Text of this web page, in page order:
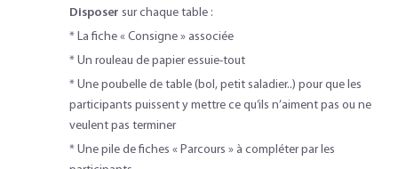
Disposer sur chaque table :
* La fiche « Consigne » associée
* Un rouleau de papier essuie-tout
* Une poubelle de table (bol, petit saladier..) pour que les
participants puissent y mettre ce qu’ils n’aiment pas ou ne
veulent pas terminer
* Une pile de fiches « Parcours » à compléter par les